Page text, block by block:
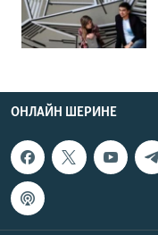
ОНЛАЙН ШЕРИНЕ